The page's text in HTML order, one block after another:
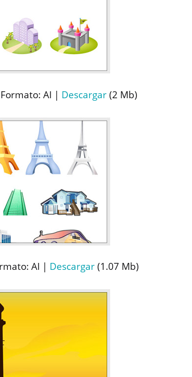
AI | Descargar(2 Mb)
AI | Descargar(1.07 Mb)